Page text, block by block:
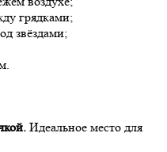
грядками;
звёздами;
Идеальное место для